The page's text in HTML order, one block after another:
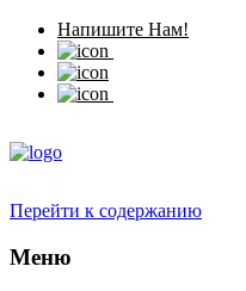
Напишите Нам!
Перейти к содержанию
Меню